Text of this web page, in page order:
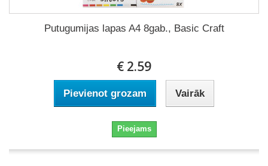
Putugumijas lapas A4 8gab., Basic Craft
€ 2.59
Pievienot grozam Vairāk
Pieejams